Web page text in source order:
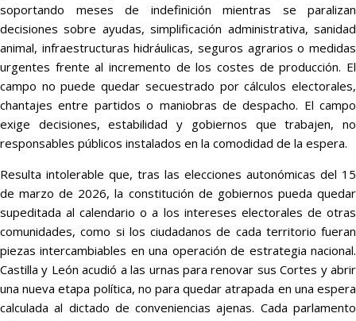
soportando meses de indefinición mientras se paralizan
decisiones sobre ayudas, simplificación administrativa, sanidad
animal, infraestructuras hidráulicas, seguros agrarios o medidas
urgentes frente al incremento de los costes de producción. El
campo no puede quedar secuestrado por cálculos electorales,
chantajes entre partidos o maniobras de despacho. El campo
exige decisiones, estabilidad y gobiernos que trabajen, no
responsables públicos instalados en la comodidad de la espera.
Resulta intolerable que, tras las elecciones autonómicas del 15
de marzo de 2026, la constitución de gobiernos pueda quedar
supeditada al calendario o a los intereses electorales de otras
comunidades, como si los ciudadanos de cada territorio fueran
piezas intercambiables en una operación de estrategia nacional.
Castilla y León acudió a las urnas para renovar sus Cortes y abrir
una nueva etapa política, no para quedar atrapada en una espera
calculada al dictado de conveniencias ajenas. Cada parlamento